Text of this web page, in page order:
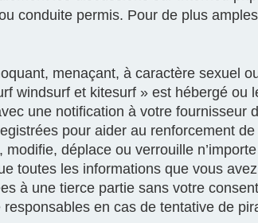
conduite permis. Pour de plus
menaçant, à caractère sexuel
windsurf et kitesurf » est hébergé ou
une notification à votre fournisseur
pour aider au renforcement de
déplace ou verrouille
toutes les informations que vous
à une tierce partie sans votre
en cas de tentative de